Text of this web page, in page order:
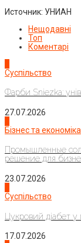
Источник: УНИАН
Нещодавні
Топ
Коментарі
Суспільство
Фарби Sniezka:
27.07.2026
Бізнес та економіка
Промышленные
решение для
23.07.2026
Суспільство
Цукровий діабет у
17.07.2026